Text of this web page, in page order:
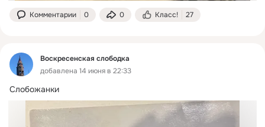
Комментарии 0 0 Класс! 27
Воскресенская слободка
добавлена 14 июня в 22:33
Слобожанки